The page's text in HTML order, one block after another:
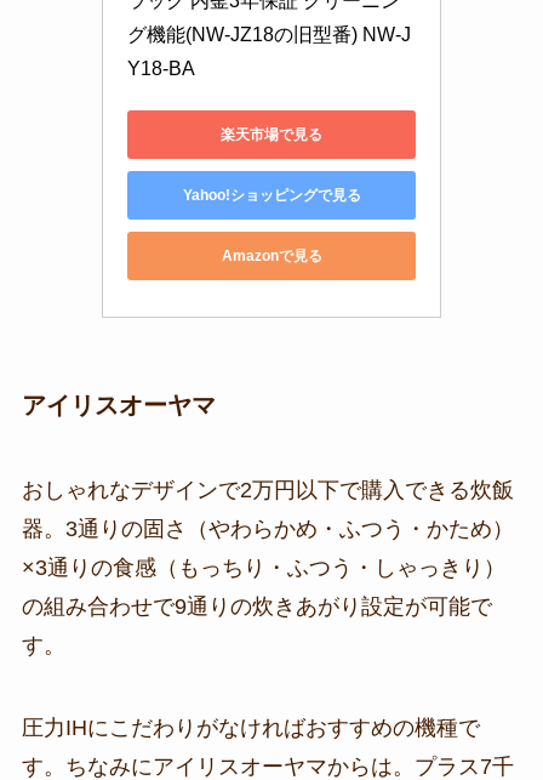
グ機能(NW-JZ18の旧型番) NW-J
Y18-BA
楽天市場で見る
Yahoo!ショッピングで見る
Amazonで見る
アイリスオーヤマ
おしゃれなデザインで2万円以下で購入できる炊飯
器。3通りの固さ（やわらかめ・ふつう・かため）
×3通りの食感（もっちり・ふつう・しゃっきり）
の組み合わせで9通りの炊きあがり設定が可能で
す。
圧力IHにこだわりがなければおすすめの機種で
す。ちなみにアイリスオーヤマからは。プラス7千